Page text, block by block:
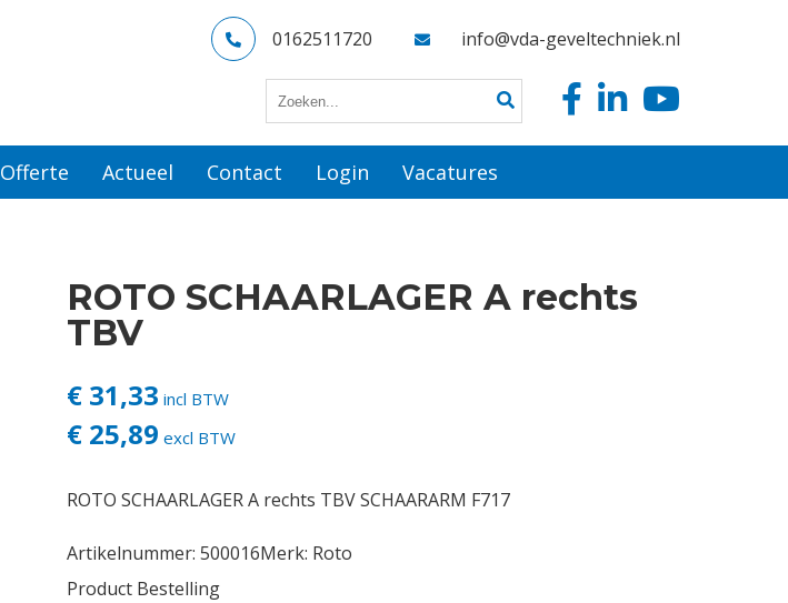
0162511720 info@vda-geveltechniek.nl
Offerte Actueel Contact Login Vacatures
ROTO SCHAARLAGER A rechts
TBV
€ 31,33 incl BTW
€ 25,89 excl BTW
ROTO SCHAARLAGER A rechts TBV SCHAARARM F717
Artikelnummer: 500016Merk: Roto
Product Bestelling